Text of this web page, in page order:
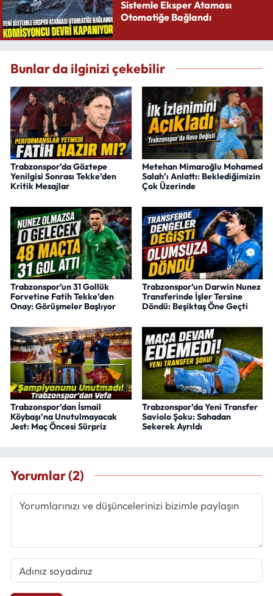
Sistemle Eksper Ataması
Otomatiğe Bağlandı
Bunlar da ilginizi çekebilir
Trabzonspor’da Göztepe
Yenilgisi Sonrası Tekke’den
Kritik Mesajlar
Metehan Mimaroğlu Mohamed
Salah’ı Anlattı: Beklediğimizin
Çok Üzerinde
Trabzonspor’un 31 Gollük
Forvetine Fatih Tekke’den
Onay: Görüşmeler Başlıyor
Trabzonspor’un Darwin Nunez
Transferinde İşler Tersine
Döndü: Beşiktaş Öne Geçti
Trabzonspor’dan İsmail
Köybaşı’na Unutulmayacak
Jest: Maç Öncesi Sürpriz
Trabzonspor’da Yeni Transfer
Saviolo Şoku: Sahadan
Sekerek Ayrıldı
Yorumlar (2)